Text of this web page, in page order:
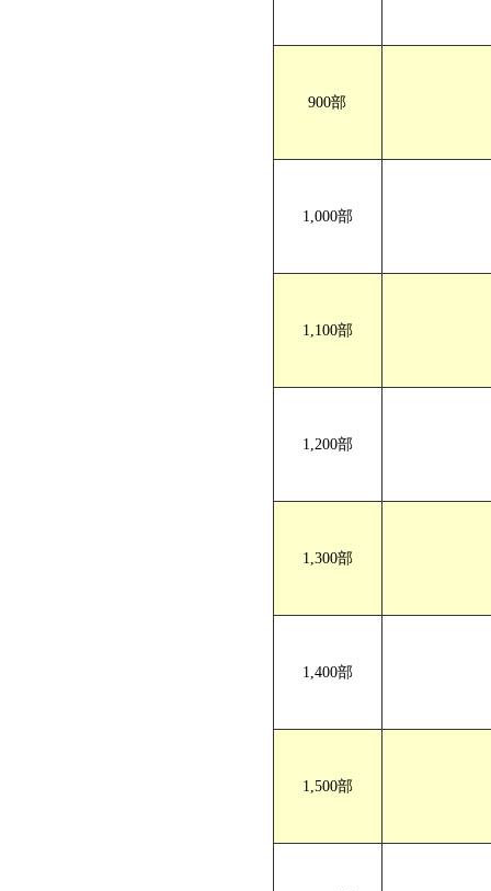
900部
1,000部
1,100部
1,200部
1,300部
1,400部
1,500部